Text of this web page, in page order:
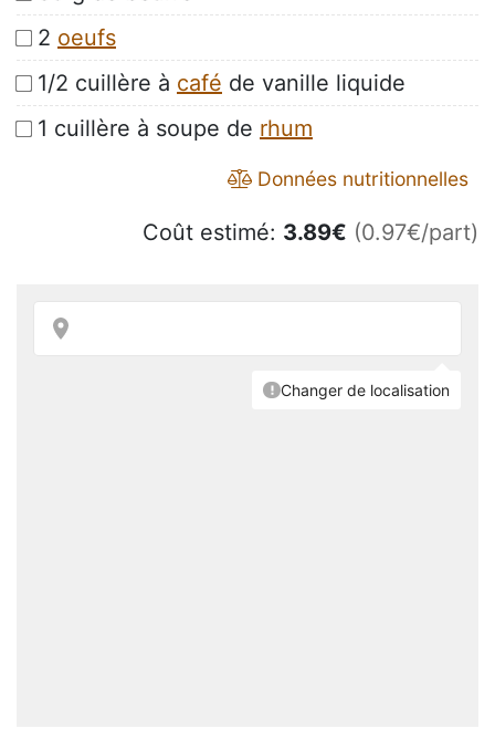
2 oeufs
1/2 cuillère à café de vanille liquide
1 cuillère à soupe de rhum
Données nutritionnelles
Coût estimé: 3.89€ (0.97€/part)